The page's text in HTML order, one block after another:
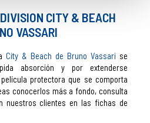
CITY & BEACH
VASSARI
City & Beach de Bruno Vassari se
absorción y por extenderse
protectora que se comporta
conocerlos más a fondo, consulta
nuestros clientes en las fichas de